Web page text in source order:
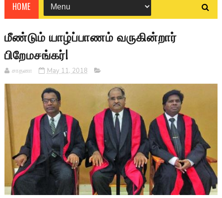
HOME
மீண்டும் யாழ்ப்பாணம் வருகின்றார்
பிறேமசங்கர்!
சாதனா May 11, 2018